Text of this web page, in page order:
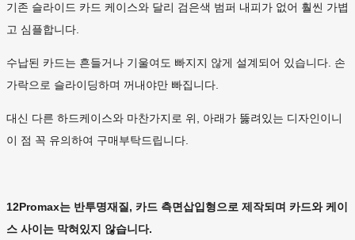
기존 슬라이드 카드 케이스와 달리 검은색 범퍼 내피가 없어 훨씬 가볍
고 심플합니다.
수납된 카드는 흔들거나 기울여도 빠지지 않게 설계되어 있습니다. 손
가락으로 슬라이딩하며 꺼내야만 빠집니다.
대신 다른 하드케이스와 마찬가지로 위, 아래가 뚫려있는 디자인이니
이 점 꼭 유의하여 구매부탁드립니다.
12Promax는 반투명재질, 카드 측면삽입형으로 제작되며 카드와 케이
스 사이는 막혀있지 않습니다.